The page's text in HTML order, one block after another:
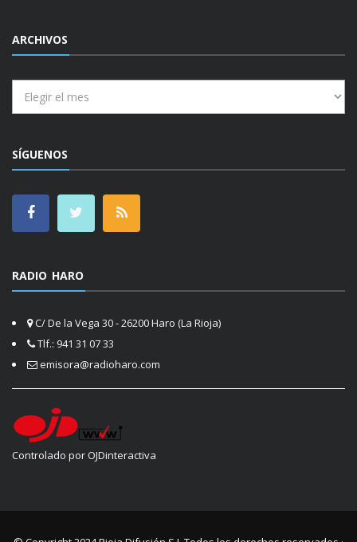
ARCHIVOS
SÍGUENOS
RADIO HARO
C/ De la Vega 30 - 26200 Haro (La Rioja)
Tlf.: 941 31 07 33
emisora@radioharo.com
Controlado por OJDinteractiva